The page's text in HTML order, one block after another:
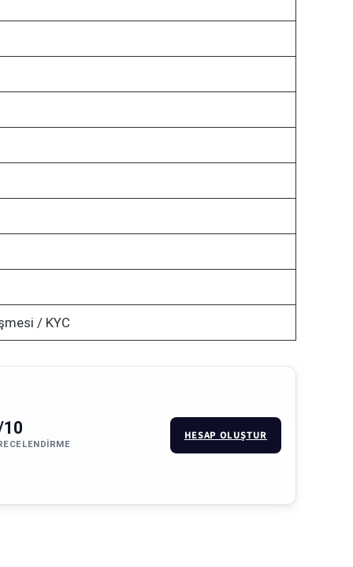
/ KYC
HESAP OLUŞTUR